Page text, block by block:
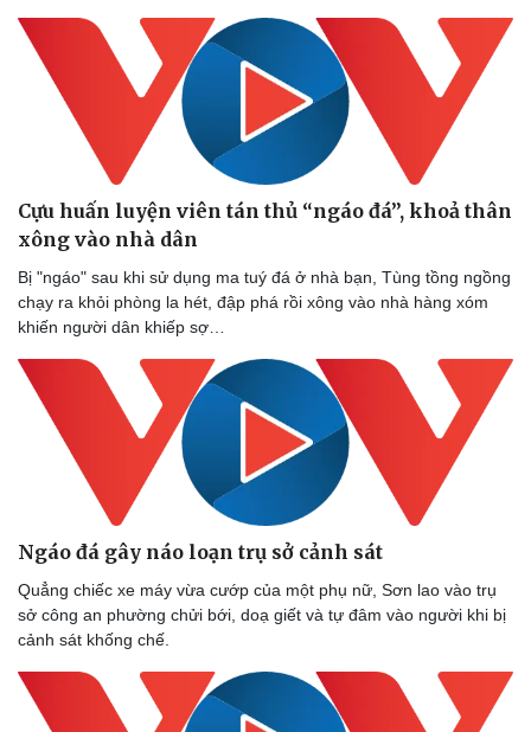
Cựu huấn luyện viên tán thủ “ngáo đá”, khoả thân
xông vào nhà dân
Bị "ngáo" sau khi sử dụng ma tuý đá ở nhà bạn, Tùng tồng ngồng
chạy ra khỏi phòng la hét, đập phá rồi xông vào nhà hàng xóm
khiến người dân khiếp sợ…
Ngáo đá gây náo loạn trụ sở cảnh sát
Quẳng chiếc xe máy vừa cướp của một phụ nữ, Sơn lao vào trụ
sở công an phường chửi bới, doạ giết và tự đâm vào người khi bị
cảnh sát khống chế.